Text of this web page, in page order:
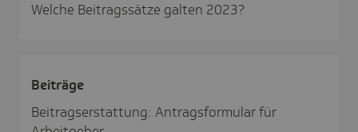
Welche Beitragssätze galten 2023?
Beiträge
Beitragserstattung: Antragsformular für